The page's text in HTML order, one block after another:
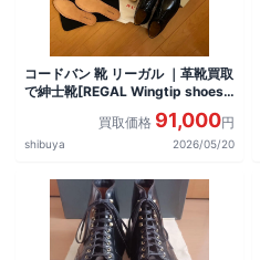
コードバン 靴 リーガル ｜革靴買取
で紳士靴[REGAL Wingtip shoes]
買取価格 91,000円
shibuya 2026/05/20